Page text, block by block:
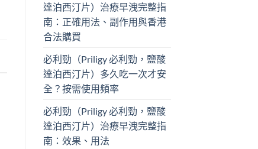
達泊西汀片）治療早洩完整指
南：正確用法、副作用與香港
合法購買
必利勁（Priligy 必利勁，鹽酸
達泊西汀片）多久吃一次才安
全？按需使用頻率
必利勁（Priligy 必利勁，鹽酸
達泊西汀片）治療早洩完整指
南：效果、用法